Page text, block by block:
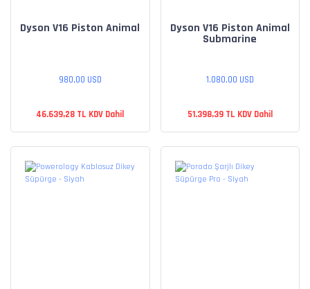
Dyson V16 Piston Animal
980,00 USD
46.639,28 TL KDV Dahil
Dyson V16 Piston Animal
Submarine
1.080,00 USD
51.398,39 TL KDV Dahil